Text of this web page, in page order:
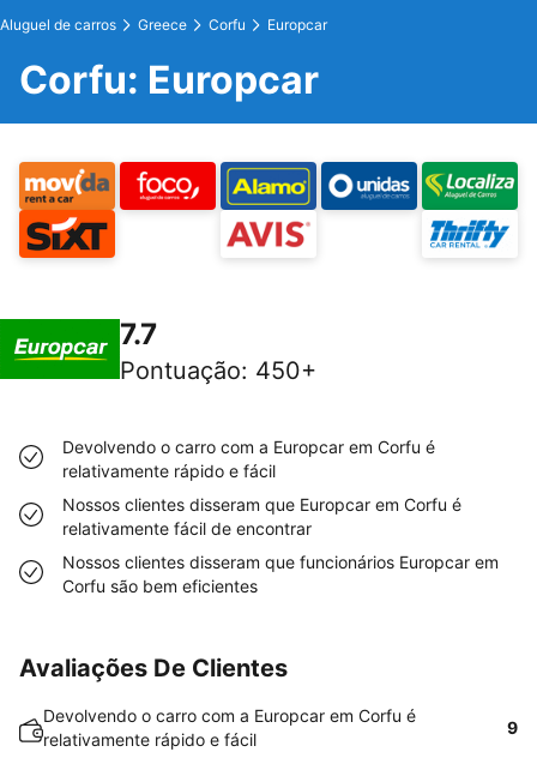
Aluguel de carros Greece Corfu Europcar
Corfu: Europcar
7.7
Pontuação: 450+
Devolvendo o carro com a Europcar em Corfu é
relativamente rápido e fácil
Nossos clientes disseram que Europcar em Corfu é
relativamente fácil de encontrar
Nossos clientes disseram que funcionários Europcar em
Corfu são bem eficientes
Avaliações De Clientes
Devolvendo o carro com a Europcar em Corfu é
relativamente rápido e fácil
9